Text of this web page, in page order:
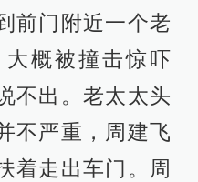
前门附近一个老
概被撞击惊吓
不出。老太太头
不严重，周建飞
着走出车门。周